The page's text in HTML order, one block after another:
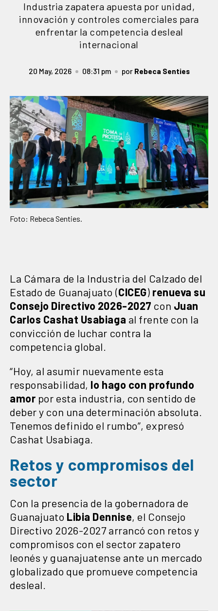
Industria zapatera apuesta por unidad,
innovación y controles comerciales para
enfrentar la competencia desleal
internacional
20 May, 2026 08:31 pm por Rebeca Senties
Foto: Rebeca Senties.
La Cámara de la Industria del Calzado del
Estado de Guanajuato (CICEG) renueva su
Consejo Directivo 2026-2027 con Juan
Carlos Cashat Usabiaga al frente con la
convicción de luchar contra la
competencia global.
“Hoy, al asumir nuevamente esta
responsabilidad, lo hago con profundo
amor por esta industria, con sentido de
deber y con una determinación absoluta.
Tenemos definido el rumbo”, expresó
Cashat Usabiaga.
Retos y compromisos del
sector
Con la presencia de la gobernadora de
Guanajuato Libia Dennise, el Consejo
Directivo 2026-2027 arrancó con retos y
compromisos con el sector zapatero
leonés y guanajuatense ante un mercado
globalizado que promueve competencia
desleal.